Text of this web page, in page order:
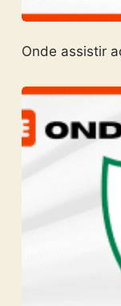
Onde assistir